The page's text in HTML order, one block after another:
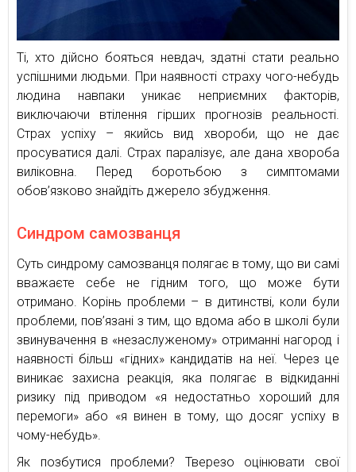
Ті, хто дійсно бояться невдач, здатні стати реально
успішними людьми. При наявності страху чого-небудь
людина навпаки уникає неприємних факторів,
виключаючи втілення гірших прогнозів реальності.
Страх успіху – якийсь вид хвороби, що не дає
просуватися далі. Страх паралізує, але дана хвороба
виліковна. Перед боротьбою з симптомами
обов’язково знайдіть джерело збудження.
Cиндром самозванця
Суть синдрому самозванця полягає в тому, що ви самі
вважаєте себе не гідним того, що може бути
отримано. Корінь проблеми – в дитинстві, коли були
проблеми, пов’язані з тим, що вдома або в школі були
звинувачення в «незаслуженому» отриманні нагород і
наявності більш «гідних» кандидатів на неї. Через це
виникає захисна реакція, яка полягає в відкиданні
ризику під приводом «я недостатньо хороший для
перемоги» або «я винен в тому, що досяг успіху в
чому-небудь».
Як позбутися проблеми? Тверезо оцінювати свої